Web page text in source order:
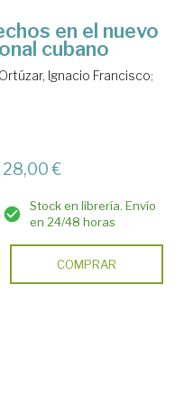
en el nuevo
cubano
Ignacio Francisco;
28,00 €
Stock en librería. Envío
en 24/48 horas
COMPRAR